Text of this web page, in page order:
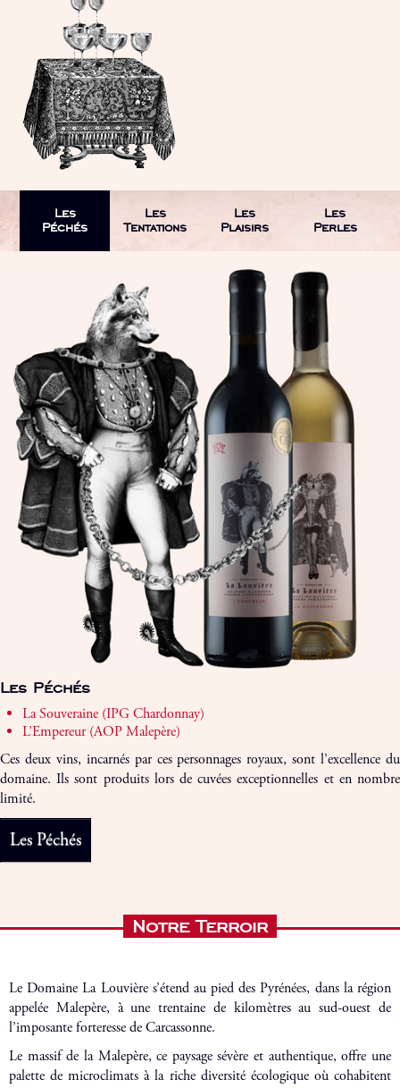
Les
Péchés
Les
Tentations
Les
Plaisirs
Les
Perles
Les Péchés
La Souveraine (IPG Chardonnay)
L’Empereur (AOP Malepère)
Ces deux vins, incarnés par ces personnages royaux, sont l’excellence du
domaine. Ils sont produits lors de cuvées exceptionnelles et en nombre
limité.
Les Péchés
Notre Terroir
Le Domaine La Louvière s’étend au pied des Pyrénées, dans la région
appelée Malepère, à une trentaine de kilomètres au sud-ouest de
l’imposante forteresse de Carcassonne.
Le massif de la Malepère, ce paysage sévère et authentique, offre une
palette de microclimats à la riche diversité écologique où cohabitent